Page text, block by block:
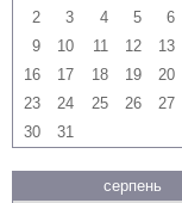
2
3 4 5 6
9
10 11 12 13
16
17 18 19 20
23
24 25 26 27
30
31
серпень